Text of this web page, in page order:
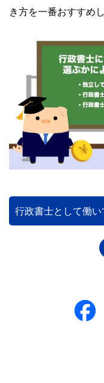
き方を一番おすすめし
行政書士として働